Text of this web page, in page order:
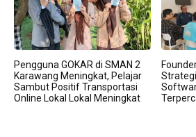
Pengguna GOKAR di SMAN 2
Karawang Meningkat, Pelajar
Sambut Positif Transportasi
Online Lokal Lokal Meningkat